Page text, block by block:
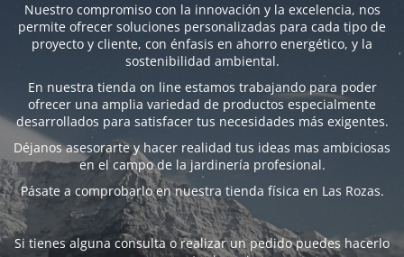
Nuestro compromiso con la innovación y la excelencia, nos
permite ofrecer soluciones personalizadas para cada tipo de
proyecto y cliente, con énfasis en ahorro energético, y la
sostenibilidad ambiental.
En nuestra tienda on line estamos trabajando para poder
ofrecer una amplia variedad de productos especialmente
desarrollados para satisfacer tus necesidades más exigentes.
Déjanos asesorarte y hacer realidad tus ideas mas ambiciosas
en el campo de la jardinería profesional.
Pásate a comprobarlo en nuestra tienda física en Las Rozas.
Si tienes alguna consulta o realizar un pedido puedes hacerlo